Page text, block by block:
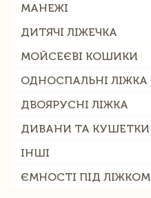
МАНЕЖІ
ДИТЯЧІ ЛІЖЕЧКА
МОЙСЕЄВІ КОШИКИ
ОДНОСПАЛЬНІ ЛІЖКА
ДВОЯРУСНІ ЛІЖКА
ДИВАНИ ТА КУШЕТКИ
ІНШІ
ЄМНОСТІ ПІД ЛІЖКОМ